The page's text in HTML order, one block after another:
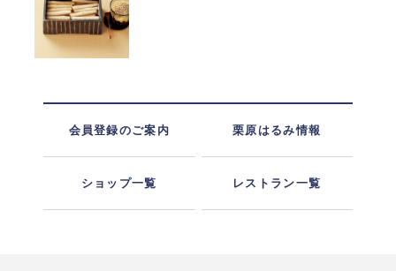
会員登録のご案内 栗原はるみ情報
ショップ一覧 レストラン一覧